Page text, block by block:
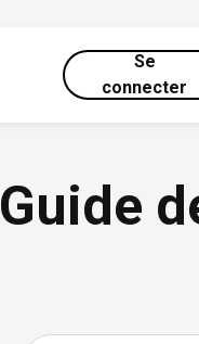
Se
connecter
Guide